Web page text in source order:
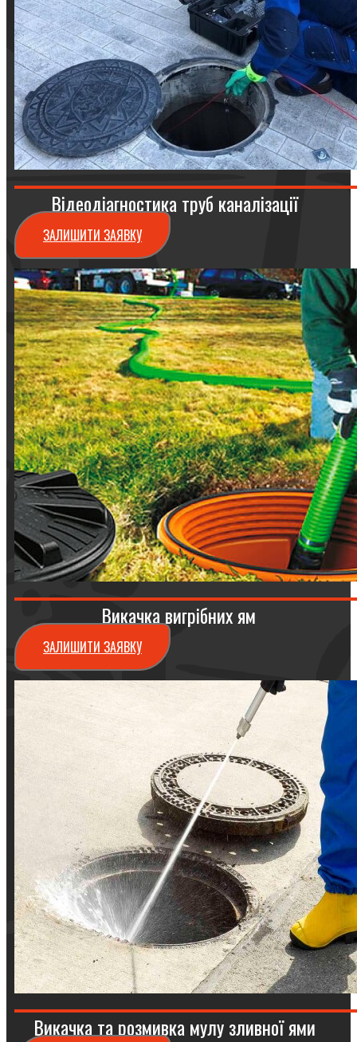
Відеодіагностика труб каналізації
ЗАЛИШИТИ ЗАЯВКУ
Викачка вигрібних ям
ЗАЛИШИТИ ЗАЯВКУ
Викачка та розмивка мулу зливної ями